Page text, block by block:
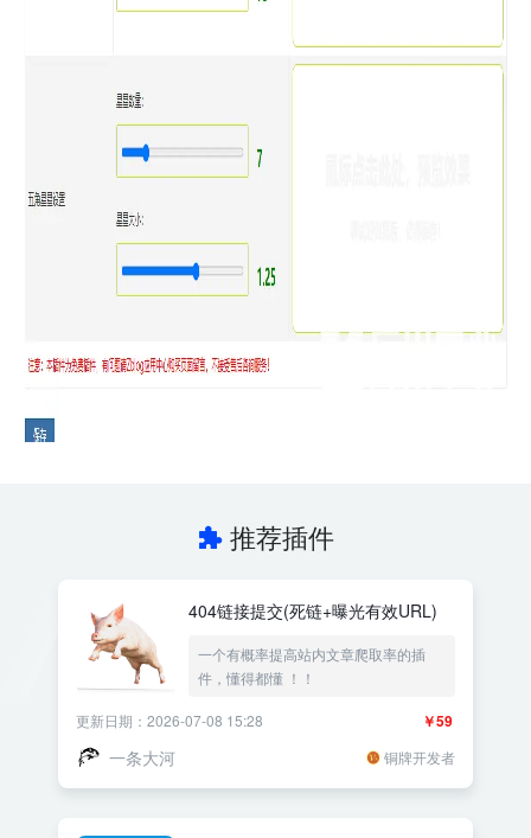
推荐插件
404链接提交(死链+曝光有效URL)
一个有概率提高站内文章爬取率的插
件，懂得都懂 ！！
￥59
更新日期：2026-07-08 15:28
一条大河 铜牌开发者